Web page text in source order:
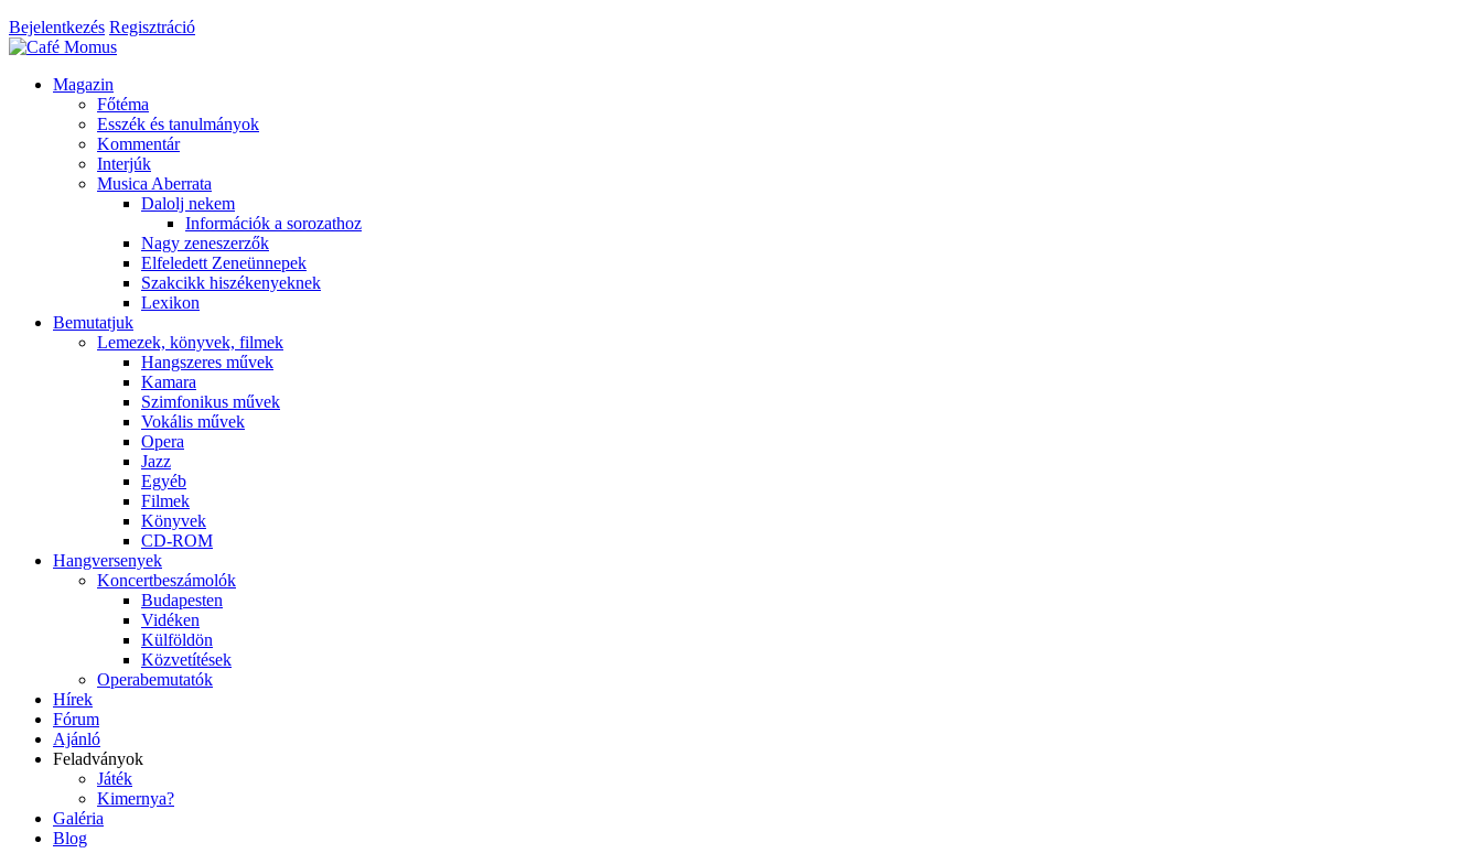
Bejelentkezés Regisztráció
Magazin
Főtéma
Esszék és tanulmányok
Kommentár
Interjúk
Musica Aberrata
Dalolj nekem
Információk a sorozathoz
Nagy zeneszerzők
Elfeledett Zeneünnepek
Szakcikk hiszékenyeknek
Lexikon
Bemutatjuk
Lemezek, könyvek, filmek
Hangszeres művek
Kamara
Szimfonikus művek
Vokális művek
Opera
Jazz
Egyéb
Filmek
Könyvek
CD-ROM
Hangversenyek
Koncertbeszámolók
Budapesten
Vidéken
Külföldön
Közvetítések
Operabemutatók
Hírek
Fórum
Ajánló
Feladványok
Játék
Kimernya?
Galéria
Blog